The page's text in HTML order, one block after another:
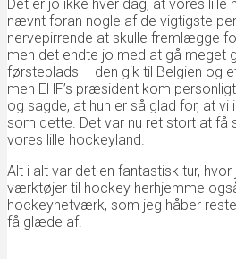
Det er jo ikke hver dag, at vores lille
nævnt foran nogle af de vigtigste
nervepirrende at skulle fremlægge
men det endte jo med at gå meget
førsteplads – den gik til Belgien og
men EHF’s præsident kom
og sagde, at hun er så glad for, at vi
som dette. Det var nu ret stort at få
vores lille hockeyland.
Alt i alt var det en fantastisk tur,
værktøjer til hockey herhjemme
hockeynetværk, som jeg håber
få glæde af.